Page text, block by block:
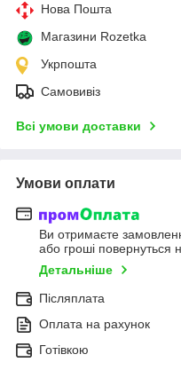
Нова Пошта
Магазини Rozetka
Укрпошта
Самовивіз
Всі умови доставки
Умови оплати
Ви отримаєте
або гроші повернуться
Детальніше
Післяплата
Оплата на рахунок
Готівкою